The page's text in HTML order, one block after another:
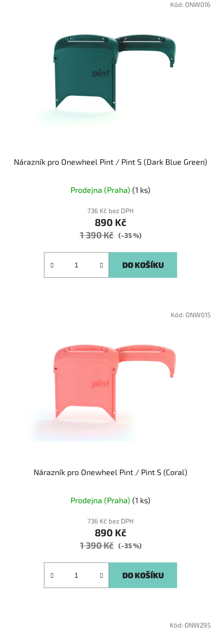
Nárazník pro Onewheel Pint / Pint S (Dark Blue Green)
Prodejna (Praha) (1 ks)
736 Kč bez DPH
890 Kč
1 390 Kč (–35 %)
DO KOŠÍKU
Kód: ONW016
Nárazník pro Onewheel Pint / Pint S (Coral)
Prodejna (Praha) (1 ks)
736 Kč bez DPH
890 Kč
1 390 Kč (–35 %)
DO KOŠÍKU
Kód: ONW015
Kód: ONW295